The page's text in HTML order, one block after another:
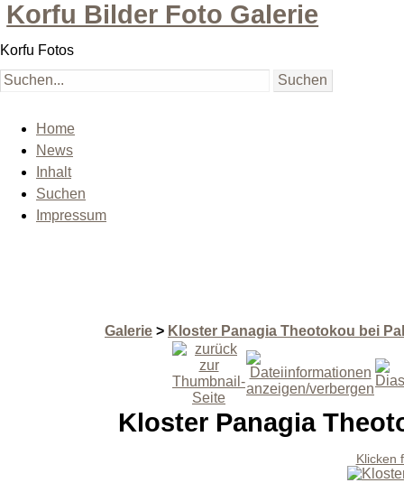
Korfu Bilder Foto Galerie
Korfu Fotos
Home
News
Inhalt
Suchen
Impressum
Galerie > Kloster Panagia Theotokou bei
Kloster Panagia
Klicken